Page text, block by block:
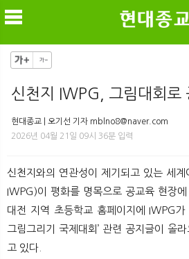
신천지 IWPG, 그림대회로
현대종교 | 오기선 기자 mblno8@naver.com
2026년 04월 21일 09시 36분 입력
신천지와의 연관성이 제기되고 있는 세계
IWPG)이 평화를 명목으로 공교육 현장에
대전 지역 초등학교 홈페이지에 IWPG가
그림그리기 국제대회’ 관련 공지글이 올
고 있다.